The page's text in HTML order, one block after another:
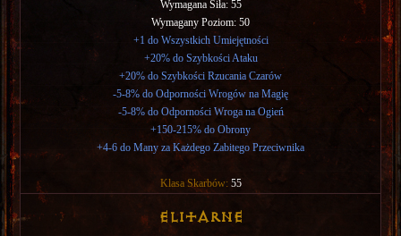
Wymagana Siła: 55
Wymagany Poziom: 50
+1 do Wszystkich Umiejętności
+20% do Szybkości Ataku
+20% do Szybkości Rzucania Czarów
-5-8% do Odporności Wrogów na Magię
-5-8% do Odporności Wroga na Ogień
+150-215% do Obrony
+4-6 do Many za Każdego Zabitego Przeciwnika
Klasa Skarbów: 55
Elitarne